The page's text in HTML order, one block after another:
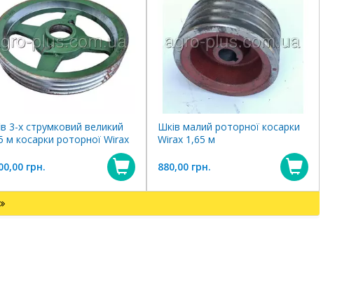
3-х струмковий великий
м косарки роторної Wirax
грн.
Купити
Шків малий роторної косарки
Wirax 1,65 м
880,00 грн.